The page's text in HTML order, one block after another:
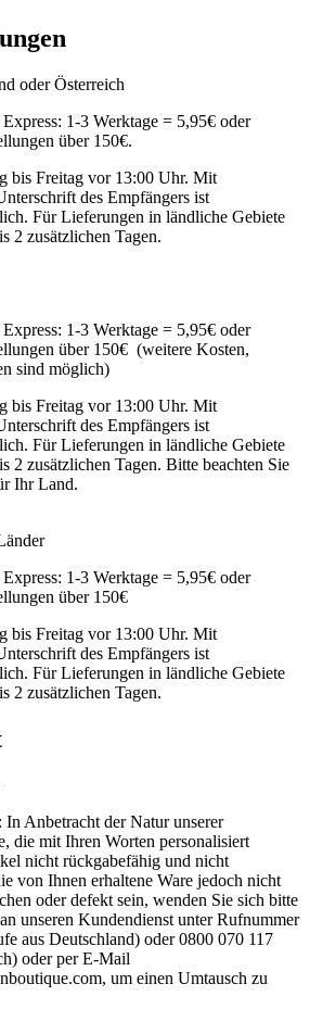
oder Österreich
1-3 Werktage = 5,95€ oder
über 150€.
bis Freitag vor 13:00 Uhr. Mit
des Empfängers ist
Für Lieferungen in ländliche Gebiete
2 zusätzlichen Tagen.
1-3 Werktage = 5,95€ oder
über 150€ (weitere Kosten,
sind möglich)
bis Freitag vor 13:00 Uhr. Mit
des Empfängers ist
Für Lieferungen in ländliche Gebiete
2 zusätzlichen Tagen. Bitte beachten Sie
Ihr Land.
1-3 Werktage = 5,95€ oder
über 150€
bis Freitag vor 13:00 Uhr. Mit
des Empfängers ist
Für Lieferungen in ländliche Gebiete
2 zusätzlichen Tagen.
In Anbetracht der Natur unserer
die mit Ihren Worten personalisiert
nicht rückgabefähig und nicht
von Ihnen erhaltene Ware jedoch nicht
oder defekt sein, wenden Sie sich bitte
unseren Kundendienst unter Rufnummer
aus Deutschland) oder 0800 070 117
oder per E-Mail
, um einen Umtausch zu